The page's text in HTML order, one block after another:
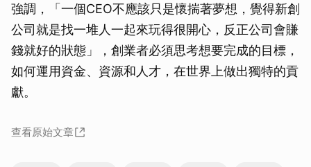
強調，「一個CEO不應該只是懷揣著夢想，覺得新創
公司就是找一堆人一起來玩得很開心，反正公司會賺
錢就好的狀態」，創業者必須思考想要完成的目標，
如何運用資金、資源和人才，在世界上做出獨特的貢
獻。
查看原始文章